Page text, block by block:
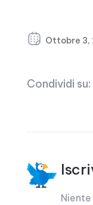
Ottobre 3,
Condividi su: